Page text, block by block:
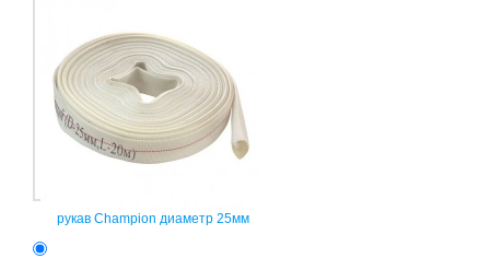
рукав Champion диаметр 25мм